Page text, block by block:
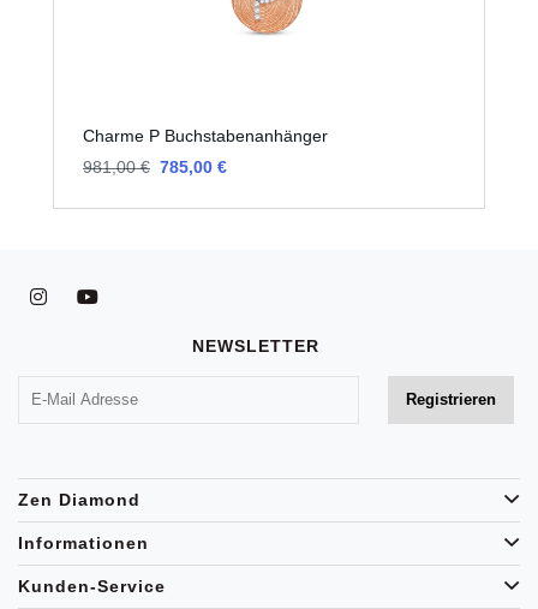
Charme P Buchstabenanhänger
785,00 €
981,00 €
NEWSLETTER
Zen Diamond
Informationen
Kunden-Service